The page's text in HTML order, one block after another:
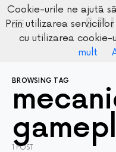
BROWSING TAG
1 POST
Cookie-urile ne ajută
Prin utilizarea
cu utilizarea cookie-
mult